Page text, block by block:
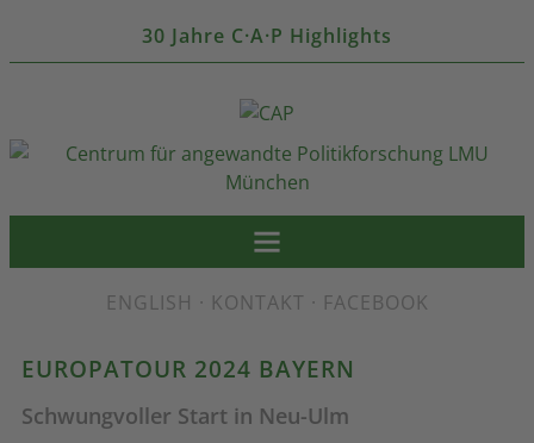
30 Jahre C·A·P Highlights
ENGLISH · KONTAKT · FACEBOOK
EUROPATOUR 2024 BAYERN
Schwungvoller Start in Neu-Ulm